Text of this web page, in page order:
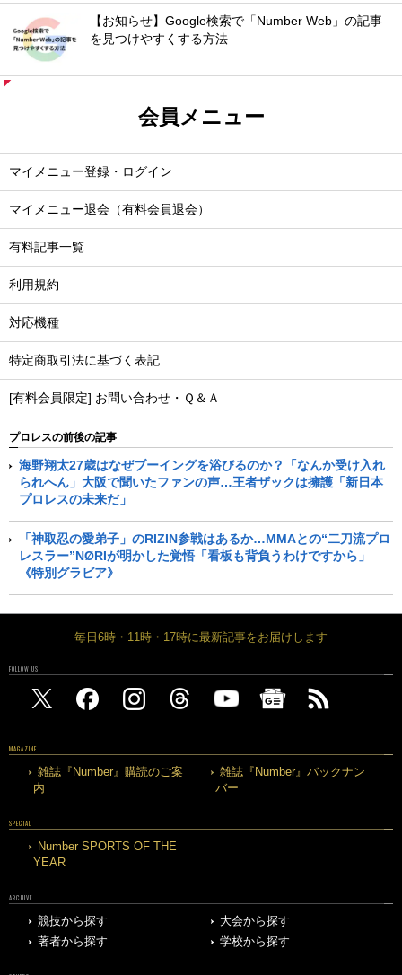
【お知らせ】Google検索で「Number Web」の記事
を見つけやすくする方法
会員メニュー
マイメニュー登録・ログイン
マイメニュー退会（有料会員退会）
有料記事一覧
利用規約
対応機種
特定商取引法に基づく表記
[有料会員限定] お問い合わせ・Ｑ＆Ａ
プロレスの前後の記事
海野翔太27歳はなぜブーイングを浴びるのか？「なんか受け入れ
られへん」大阪で聞いたファンの声…王者ザックは擁護「新日本
プロレスの未来だ」
「神取忍の愛弟子」のRIZIN参戦はあるか…MMAとの“二刀流プロ
レスラー”NØRIが明かした覚悟「看板も背負うわけですから」
《特別グラビア》
毎日6時・11時・17時に最新記事をお届けします
FOLLOW US
MAGAZINE
雑誌『Number』購読のご案
内
雑誌『Number』バックナン
バー
SPECIAL
Number SPORTS OF THE
YEAR
ARCHIVE
競技から探す
大会から探す
著者から探す
学校から探す